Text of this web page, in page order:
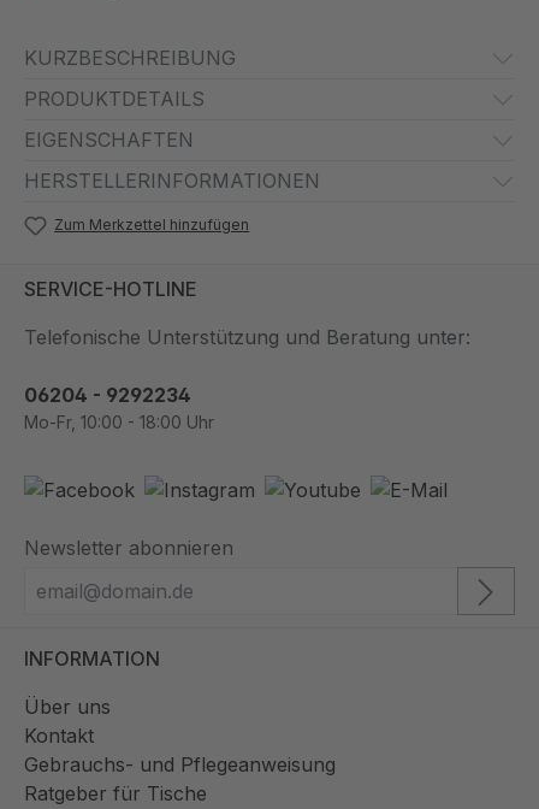
KURZBESCHREIBUNG
PRODUKTDETAILS
EIGENSCHAFTEN
HERSTELLERINFORMATIONEN
Zum Merkzettel hinzufügen
SERVICE-HOTLINE
Telefonische Unterstützung und Beratung unter:
06204 - 9292234
Mo-Fr, 10:00 - 18:00 Uhr
Newsletter abonnieren
INFORMATION
Über uns
Kontakt
Gebrauchs- und Pflegeanweisung
Ratgeber für Tische